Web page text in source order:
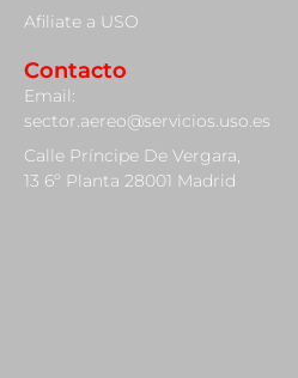
Afiliate a USO
Contacto
Email:
sector.aereo@servicios.uso.es
Calle Príncipe De Vergara,
13 6º Planta 28001 Madrid